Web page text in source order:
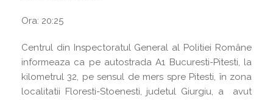
Ora: 20:25
Centrul din Inspectoratul General al Politiei Române
informeaza ca pe autostrada A1 Bucuresti-Pitesti, la
kilometrul 32, pe sensul de mers spre Pitesti, în zona
localitatii Floresti-Stoenesti, judetul Giurgiu, a avut